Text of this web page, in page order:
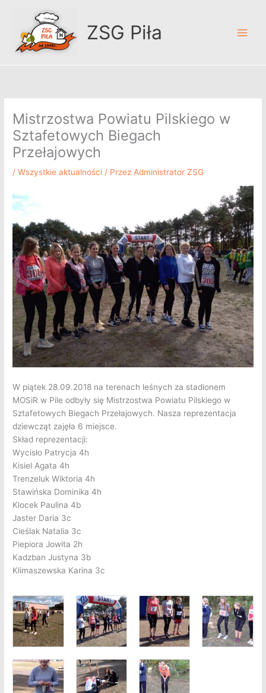
ZSG Piła
Mistrzostwa Powiatu Pilskiego w
Sztafetowych Biegach
Przełajowych
/Wszystkie aktualności / Przez Administrator ZSG
W piątek 28.09.2018 na terenach leśnych za stadionem
MOSiR w Pile odbyły się Mistrzostwa Powiatu Pilskiego w
Sztafetowych Biegach Przełajowych. Nasza reprezentacja
dziewcząt zajęła 6 miejsce.
Skład reprezentacji:
Wycisło Patrycja 4h
Kisiel Agata 4h
Trenzeluk Wiktoria 4h
Stawińska Dominika 4h
Klocek Paulina 4b
Jaster Daria 3c
Cieślak Natalia 3c
Piepiora Jowita 2h
Kadzban Justyna 3b
Klimaszewska Karina 3c
m